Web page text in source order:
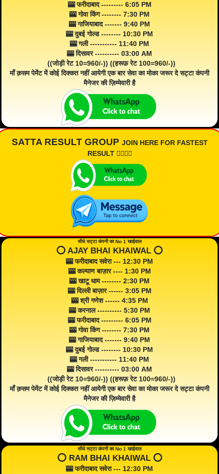
🎰 फरीदाबाद --------- 6:05 PM
🎰 गोवा किंग -------- 7:30 PM
🎰 गाजियाबाद ------- 9:40 PM
🎰 दुबई गोल्ड -------- 10:30 PM
🎰 गली ----------- 11:40 PM
🎰 दिसावर ---------- 03:00 AM
((जोड़ी रेट 10=960/-)) ((हरूफ़ रेट 100=960/-))
माँ क़सम पेमेंट में कोई दिक्कत नहीं आयेगी एक बार सेवा का मोका जरूर दे सट्टा कंपनी
मैनेजर की ज़िम्मेवारी है
SATTA RESULT GROUP JOIN HERE FOR FASTEST
RESULT 👇🏾👇🏾
सीधे सट्टा कंपनी का No 1 खाईवाल
⭕️ AJAY BHAI KHAIWAL ⭕️
🎰 फरीदाबाद सवेरा --- 12:30 PM
🎰 कल्याण बाज़ार ---- 1:30 PM
🎰 खाटू धाम -------- 2:30 PM
🎰 दिल्ली बाज़ार ------ 3:05 PM
🎰 श्री गणेश ------ 4:35 PM
🎰 करनाल ---------- 5:30 PM
🎰 फरीदाबाद --------- 6:05 PM
🎰 गोवा किंग -------- 7:30 PM
🎰 गाजियाबाद ------- 9:40 PM
🎰 दुबई गोल्ड -------- 10:30 PM
🎰 गली ----------- 11:40 PM
🎰 दिसावर ---------- 03:00 AM
((जोड़ी रेट 10=960/-)) ((हरूफ़ रेट 100=960/-))
माँ क़सम पेमेंट में कोई दिक्कत नहीं आयेगी एक बार सेवा का मोका जरूर दे सट्टा कंपनी
मैनेजर की ज़िम्मेवारी है
सीधे सट्टा कंपनी का No 1 खाईवाल
⭕️ RAM BHAI KHAIWAL ⭕️
🎰 फरीदाबाद सवेरा --- 12:30 PM